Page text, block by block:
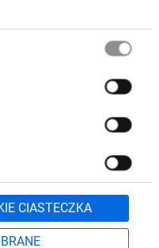
CIASTECZKA
71 37 61 600